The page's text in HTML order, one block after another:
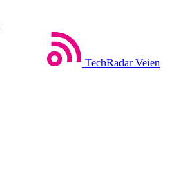
TechRadar Veien